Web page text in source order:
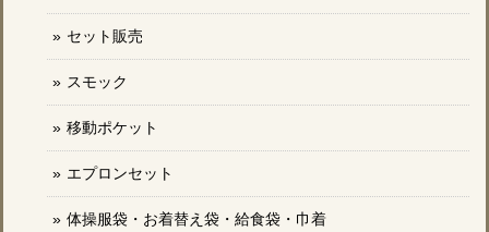
セット販売
スモック
移動ポケット
エプロンセット
体操服袋・お着替え袋・給食袋・巾着